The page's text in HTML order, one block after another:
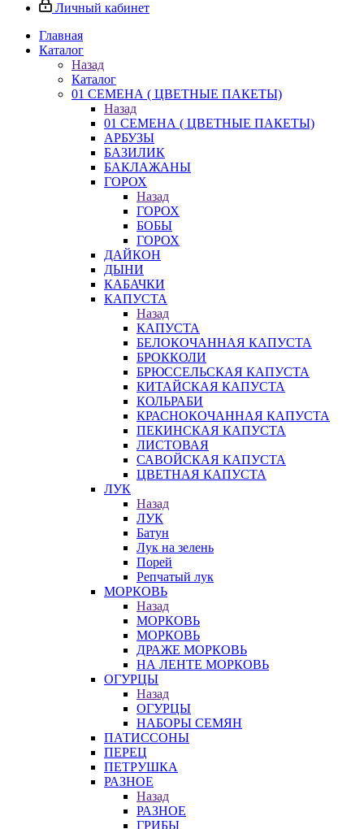
Личный кабинет
Главная
Каталог
Назад
Каталог
01 СЕМЕНА ( ЦВЕТНЫЕ ПАКЕТЫ)
Назад
01 СЕМЕНА ( ЦВЕТНЫЕ ПАКЕТЫ)
АРБУЗЫ
БАЗИЛИК
БАКЛАЖАНЫ
ГОРОХ
Назад
ГОРОХ
БОБЫ
ГОРОХ
ДАЙКОН
ДЫНИ
КАБАЧКИ
КАПУСТА
Назад
КАПУСТА
БЕЛОКОЧАННАЯ КАПУСТА
БРОККОЛИ
БРЮССЕЛЬСКАЯ КАПУСТА
КИТАЙСКАЯ КАПУСТА
КОЛЬРАБИ
КРАСНОКОЧАННАЯ КАПУСТА
ПЕКИНСКАЯ КАПУСТА
ЛИСТОВАЯ
САВОЙСКАЯ КАПУСТА
ЦВЕТНАЯ КАПУСТА
ЛУК
Назад
ЛУК
Батун
Лук на зелень
Порей
Репчатый лук
МОРКОВЬ
Назад
МОРКОВЬ
МОРКОВЬ
ДРАЖЕ МОРКОВЬ
НА ЛЕНТЕ МОРКОВЬ
ОГУРЦЫ
Назад
ОГУРЦЫ
НАБОРЫ СЕМЯН
ПАТИССОНЫ
ПЕРЕЦ
ПЕТРУШКА
РАЗНОЕ
Назад
РАЗНОЕ
ГРИБЫ